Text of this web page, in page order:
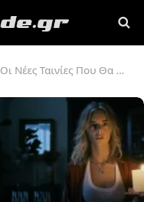
Οι Νέες Ταινίες Που Θα Δούμε Στο Σπίτι Τον Μάρτιο